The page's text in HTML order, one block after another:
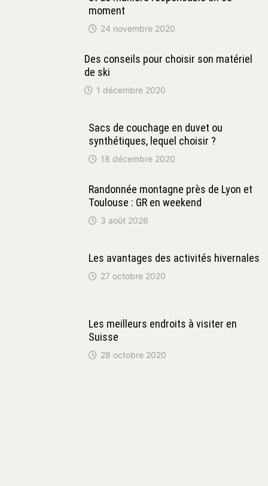
moment
24 novembre 2020
Des conseils pour choisir son matériel
de ski
1 décembre 2020
Sacs de couchage en duvet ou
synthétiques, lequel choisir ?
18 décembre 2020
Randonnée montagne près de Lyon et
Toulouse : GR en weekend
3 août 2026
Les avantages des activités hivernales
27 octobre 2020
Les meilleurs endroits à visiter en
Suisse
28 octobre 2020